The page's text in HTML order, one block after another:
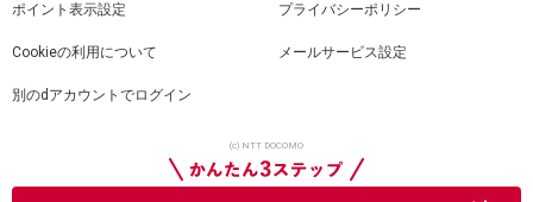
ポイント表示設定 プライバシーポリシー
Cookieの利用について メールサービス設定
別のdアカウントでログイン
(c) NTT DOCOMO